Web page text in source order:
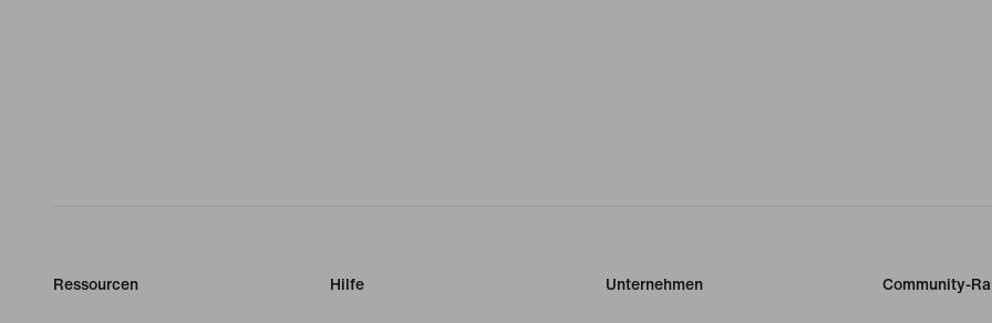
Ressourcen Hilfe Unternehmen Community-